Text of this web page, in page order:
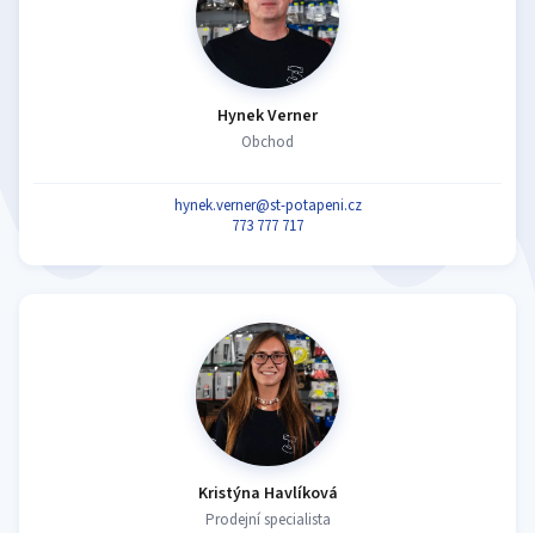
Hynek Verner
Obchod
hynek.verner@st-potapeni.cz
773 777 717
Kristýna Havlíková
Prodejní specialista